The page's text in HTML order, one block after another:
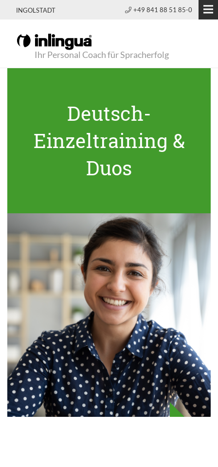
INGOLSTADT +49 841 88 51 85-0
Ihr Personal Coach für Spracherfolg
Deutsch-
Einzeltraining &
Duos